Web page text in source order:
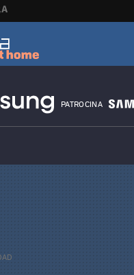
PATROCINA